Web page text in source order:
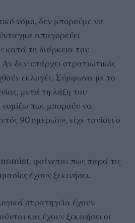
νόμο, δεν μπορούμε να
απαγορεύει
κατά τη διάρκεια του
δεν υπάρχει στρατιωτικός
εκλογές. Σύμφωνα με το
μετά τη λήξη του
πως μπορούν να
90 ημερών», είχε τονίσει ο
φαίνεται πως παρά τις
έχουν ξεκινήσει.
στρατηγεία έχουν
και έχουν ξεκινήσει οι